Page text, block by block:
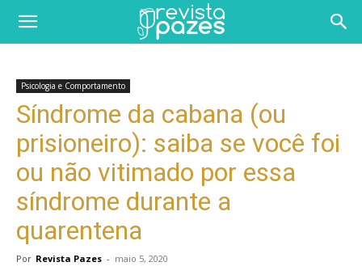
Psicologia e Comportamento
Síndrome da cabana (ou
prisioneiro): saiba se você foi
ou não vitimado por essa
síndrome durante a
quarentena
Por Revista Pazes - maio 5, 2020